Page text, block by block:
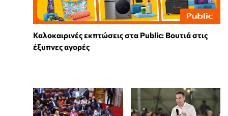
Καλοκαιρινές εκπτώσεις στα Public: Βουτιά στις
έξυπνες αγορές